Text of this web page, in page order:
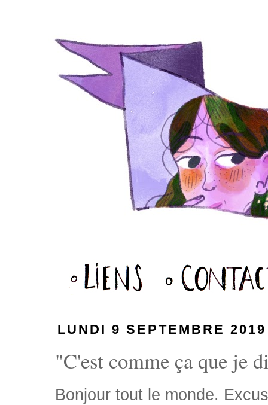
LUNDI 9 SEPTEMBRE 2019
"C'est comme ça que je
Bonjour tout le monde.